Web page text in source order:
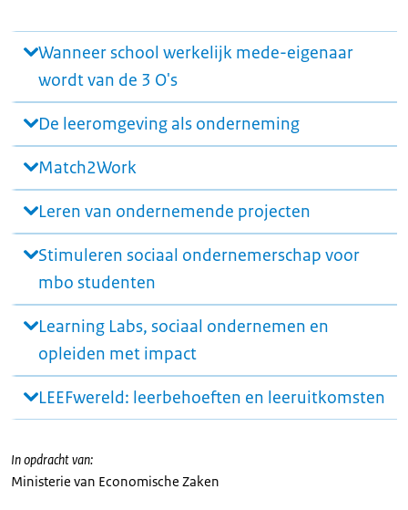
Wanneer school werkelijk mede-eigenaar
wordt van de 3 O's
De leeromgeving als onderneming
Match2Work
Leren van ondernemende projecten
Stimuleren sociaal ondernemerschap voor
mbo studenten
Learning Labs, sociaal ondernemen en
opleiden met impact
LEEFwereld: leerbehoeften en leeruitkomsten
In opdracht van:
Ministerie van Economische Zaken